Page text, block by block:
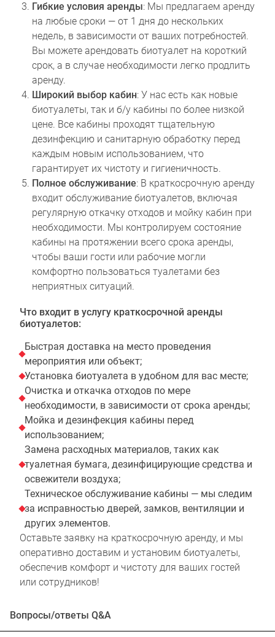
Гибкие условия аренды: Мы предлагаем аренду
на любые сроки — от 1 дня до нескольких
недель, в зависимости от ваших потребностей.
Вы можете арендовать биотуалет на короткий
срок, а в случае необходимости легко продлить
аренду.
Широкий выбор кабин: У нас есть как новые
биотуалеты, так и б/у кабины по более низкой
цене. Все кабины проходят тщательную
дезинфекцию и санитарную обработку перед
каждым новым использованием, что
гарантирует их чистоту и гигиеничность.
Полное обслуживание: В краткосрочную аренду
входит обслуживание биотуалетов, включая
регулярную откачку отходов и мойку кабин при
необходимости. Мы контролируем состояние
кабины на протяжении всего срока аренды,
чтобы ваши гости или рабочие могли
комфортно пользоваться туалетами без
неприятных ситуаций.
Что входит в услугу краткосрочной аренды
биотуалетов:
Быстрая доставка на место проведения
мероприятия или объект;
Установка биотуалета в удобном для вас месте;
Очистка и откачка отходов по мере
необходимости, в зависимости от срока аренды;
Мойка и дезинфекция кабины перед
использованием;
Замена расходных материалов, таких как
туалетная бумага, дезинфицирующие средства и
освежители воздуха;
Техническое обслуживание кабины — мы следим
за исправностью дверей, замков, вентиляции и
других элементов.
Оставьте заявку на краткосрочную аренду, и мы
оперативно доставим и установим биотуалеты,
обеспечив комфорт и чистоту для ваших гостей
или сотрудников!
Вопросы/ответы Q&A